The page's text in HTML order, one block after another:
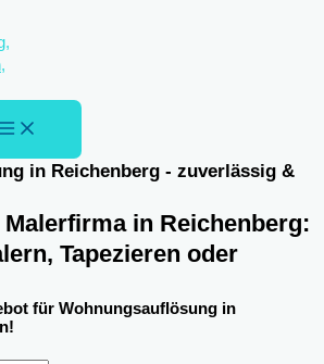
in Reichenberg - zuverlässig &
in Reichenberg:
Tapezieren oder
für Wohnungsauflösung in